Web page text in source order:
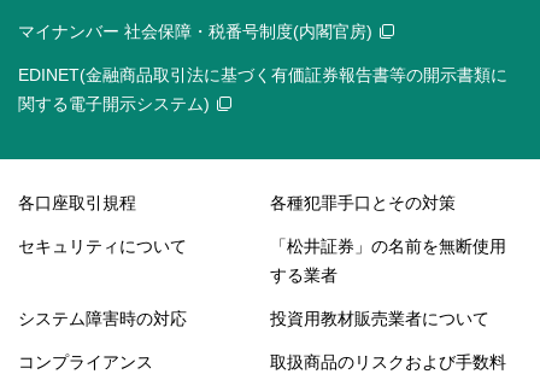
マイナンバー 社会保障・税番号制度(内閣官房)
EDINET(金融商品取引法に基づく有価証券報告書等の開示書類に
関する電子開示システム)
各口座取引規程 各種犯罪手口とその対策
セキュリティについて
「松井証券」の名前を無断使用
する業者
システム障害時の対応 投資用教材販売業者について
コンプライアンス
取扱商品のリスクおよび手数料